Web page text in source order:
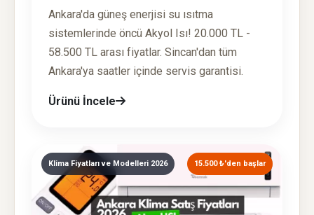
Ankara'da güneş enerjisi su ısıtma
sistemlerinde öncü Akyol Isı! 20.000 TL -
58.500 TL arası fiyatlar. Sincan'dan tüm
Ankara'ya saatler içinde servis garantisi.
Ürünü İncele
Klima Fiyatları ve Modelleri 2026 15.500 ₺'den başlar